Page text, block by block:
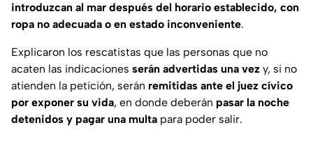
introduzcan al mar después del horario establecido, con
ropa no adecuada o en estado inconveniente.
Explicaron los rescatistas que las personas que no
acaten las indicaciones serán advertidas una vez y, si no
atienden la petición, serán remitidas ante el juez cívico
por exponer su vida, en donde deberán pasar la noche
detenidos y pagar una multa para poder salir.